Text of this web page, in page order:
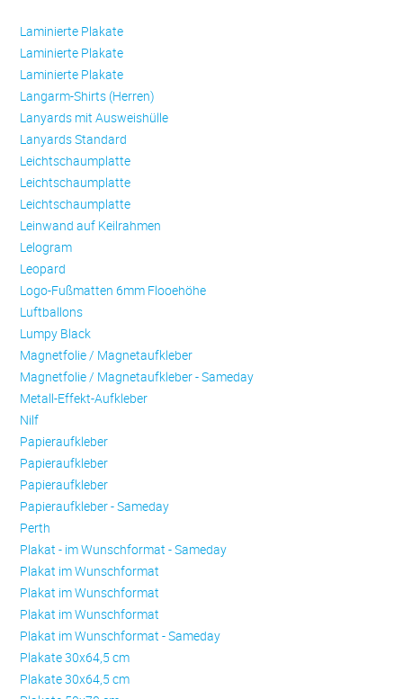
Laminierte Plakate
Laminierte Plakate
Laminierte Plakate
Langarm-Shirts (Herren)
Lanyards mit Ausweishülle
Lanyards Standard
Leichtschaumplatte
Leichtschaumplatte
Leichtschaumplatte
Leinwand auf Keilrahmen
Lelogram
Leopard
Logo-Fußmatten 6mm Flooehöhe
Luftballons
Lumpy Black
Magnetfolie / Magnetaufkleber
Magnetfolie / Magnetaufkleber - Sameday
Metall-Effekt-Aufkleber
Nilf
Papieraufkleber
Papieraufkleber
Papieraufkleber
Papieraufkleber - Sameday
Perth
Plakat - im Wunschformat - Sameday
Plakat im Wunschformat
Plakat im Wunschformat
Plakat im Wunschformat
Plakat im Wunschformat - Sameday
Plakate 30x64,5 cm
Plakate 30x64,5 cm